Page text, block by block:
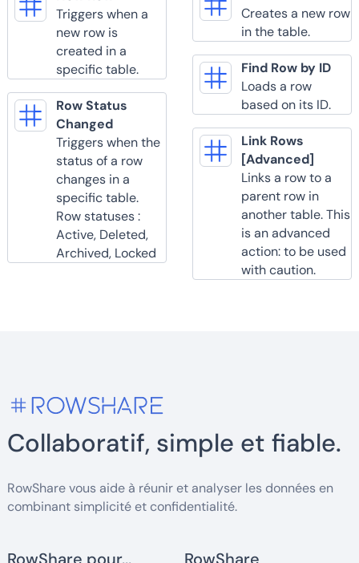
Triggers when a
new row is
created in a
specific table.
Row Status
Changed
Triggers when the
status of a row
changes in a
specific table.
Row statuses :
Active, Deleted,
Archived, Locked
Creates a new row
in the table.
Find Row by ID
Loads a row
based on its ID.
Link Rows
[Advanced]
Links a row to a
parent row in
another table. This
is an advanced
action: to be used
with caution.
Collaboratif, simple et fiable.
RowShare vous aide à réunir et analyser les données en
combinant simplicité et confidentialité.